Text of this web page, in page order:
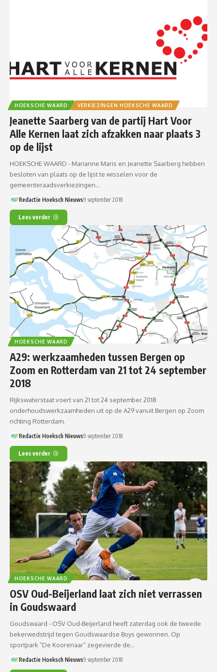
HOEKSCHE WAARD VERKIEZINGEN HOEKSCHE WAARD
Jeanette Saarberg van de partij Hart Voor
Alle Kernen laat zich afzakken naar plaats 3
op de lijst
HOEKSCHE WAARD - Marianne Maris en Jeanette Saarberg hebben
besloten van plaats op de lijst te wisselen voor de
gemeenteraadsverkiezingen…
Redactie Hoeksch Nieuws9 september 2018
Lees verder
HOEKSCHE WAARD
A29: werkzaamheden tussen Bergen op
Zoom en Rotterdam van 21 tot 24 september
2018
Rijkswaterstaat voert van 21 tot 24 september 2018
onderhoudswerkzaamheden uit op de A29 vanuit Bergen op Zoom
richting Rotterdam.
Redactie Hoeksch Nieuws9 september 2018
Lees verder
HOEKSCHE WAARD
OSV Oud-Beijerland laat zich niet verrassen
in Goudswaard
Goudswaard - OSV Oud-Beijerland heeft zaterdag ook de tweede
bekerwedstrijd tegen Goudswaardse Boys gewonnen. Op
sportpark “De Koorenaar” zegevierde de…
Redactie Hoeksch Nieuws9 september 2018